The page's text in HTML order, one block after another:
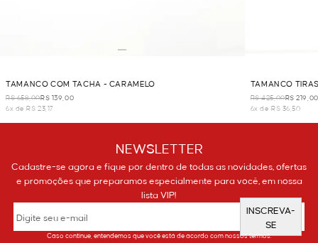
TAMANCO COM TACHA - CARAMELO
R$ 658,00R$ 139,00
6x de R$ 23,17
TAMANCO
R$ 425,00R$ 219,00
6x de R$ 36,50
NEWSLETTER
Cadastre-se agora e fique por dentro de todas as novidades, ofertas
e promoções que preparamos especialmente para você, em nossa
lista VIP!
INSCREVA-
SE
Caso continue, entendemos que você está de acordo com nossos termos.